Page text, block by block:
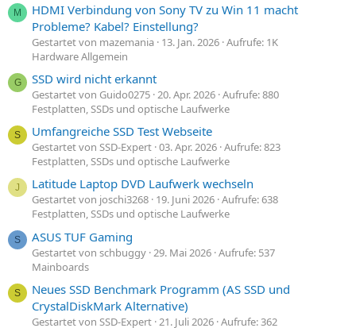
M
HDMI Verbindung von Sony TV zu Win 11 macht
Probleme? Kabel? Einstellung?
Gestartet von mazemania 13. Jan. 2026 Aufrufe: 1K
Hardware Allgemein
G SSD wird nicht erkannt
Gestartet von Guido0275 20. Apr. 2026 Aufrufe: 880
Festplatten, SSDs und optische Laufwerke
S Umfangreiche SSD Test Webseite
Gestartet von SSD-Expert 03. Apr. 2026 Aufrufe: 823
Festplatten, SSDs und optische Laufwerke
J Latitude Laptop DVD Laufwerk wechseln
Gestartet von joschi3268 19. Juni 2026 Aufrufe: 638
Festplatten, SSDs und optische Laufwerke
S ASUS TUF Gaming
Gestartet von schbuggy 29. Mai 2026 Aufrufe: 537
Mainboards
S
Neues SSD Benchmark Programm (AS SSD und
CrystalDiskMark Alternative)
Gestartet von SSD-Expert 21. Juli 2026 Aufrufe: 362